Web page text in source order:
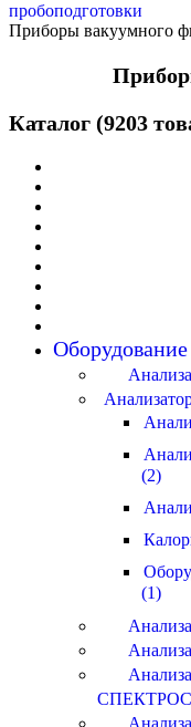
пробоподготовки
Приборы вакуумного
Каталог (9203
(2)
(1)